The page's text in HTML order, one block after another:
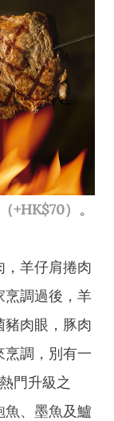
+HK$70）。
，羊仔肩捲肉
烹調過後，羊
肉眼，豚肉
調，別有一
門升級之
、墨魚及鱸